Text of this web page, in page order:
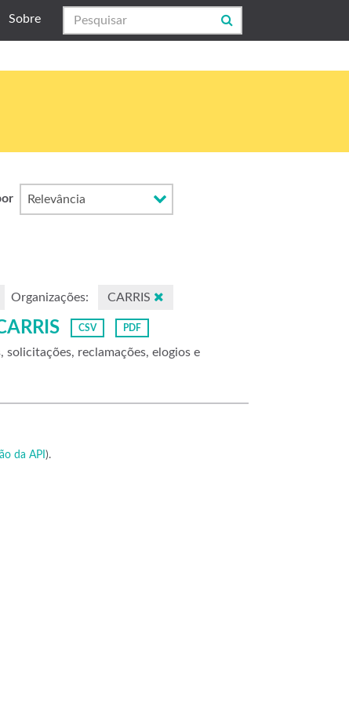
Sobre
Organizações: CARRIS
CSV PDF
reclamações, elogios e
da API ).